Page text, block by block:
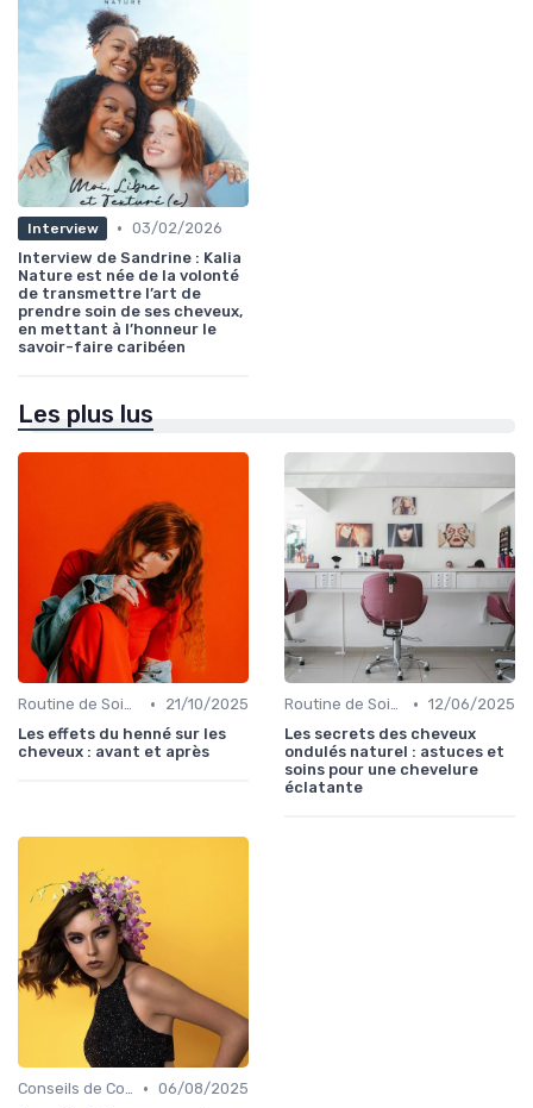
Interview • 03/02/2026
Interview de Sandrine : Kalia
Nature est née de la volonté
de transmettre l’art de
prendre soin de ses cheveux,
en mettant à l’honneur le
savoir-faire caribéen
Les plus lus
Routine de Soins pour Cheveux Bouclés •
21/10/2025
Les effets du henné sur les
cheveux : avant et après
Routine de Soins pour Cheveux Bouclés • 12/06/2025
Les secrets des cheveux
ondulés naturel : astuces et
soins pour une chevelure
éclatante
Conseils de Coiffage • 06/08/2025